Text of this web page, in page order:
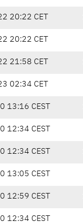
20:22 CET
20:22 CET
21:58 CET
02:34 CET
13:16 CEST
12:34 CEST
12:34 CEST
13:05 CEST
12:59 CEST
12:34 CEST